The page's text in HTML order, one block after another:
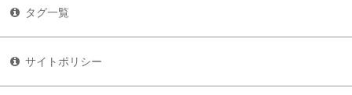
タグ一覧
サイトポリシー